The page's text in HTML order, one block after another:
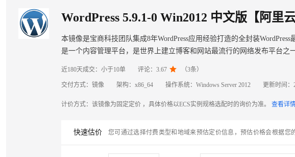
本镜像是宝商科技团队集成8年WordPress应用经验打造的全封装
是一个内容管理平台，是世界上建立博客和网站最流行的网络发布平台
近180天成交： 小于10单 评论： 3.67  （3条）
交付方式： 镜像 架构： x86_64 操作系统： Windows Server 2012 更新时间：
计价方式： 该镜像为固定定价 ，具体价格以ECS实例规格选配时的询价为准。 查看详
快速估价 您可通过选择付费类型和地域来预估定价信息，预估价格会根据您